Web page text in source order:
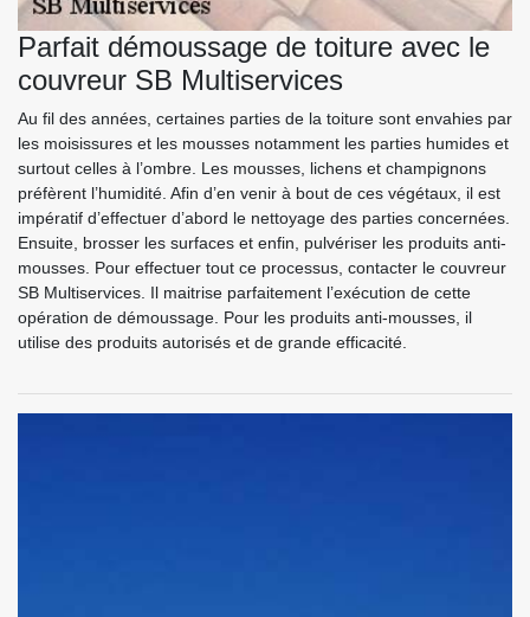
Parfait démoussage de toiture avec le
couvreur SB Multiservices
Au fil des années, certaines parties de la toiture sont envahies par
les moisissures et les mousses notamment les parties humides et
surtout celles à l’ombre. Les mousses, lichens et champignons
préfèrent l’humidité. Afin d’en venir à bout de ces végétaux, il est
impératif d’effectuer d’abord le nettoyage des parties concernées.
Ensuite, brosser les surfaces et enfin, pulvériser les produits anti-
mousses. Pour effectuer tout ce processus, contacter le couvreur
SB Multiservices. Il maitrise parfaitement l’exécution de cette
opération de démoussage. Pour les produits anti-mousses, il
utilise des produits autorisés et de grande efficacité.